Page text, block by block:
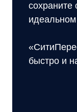
быстро и